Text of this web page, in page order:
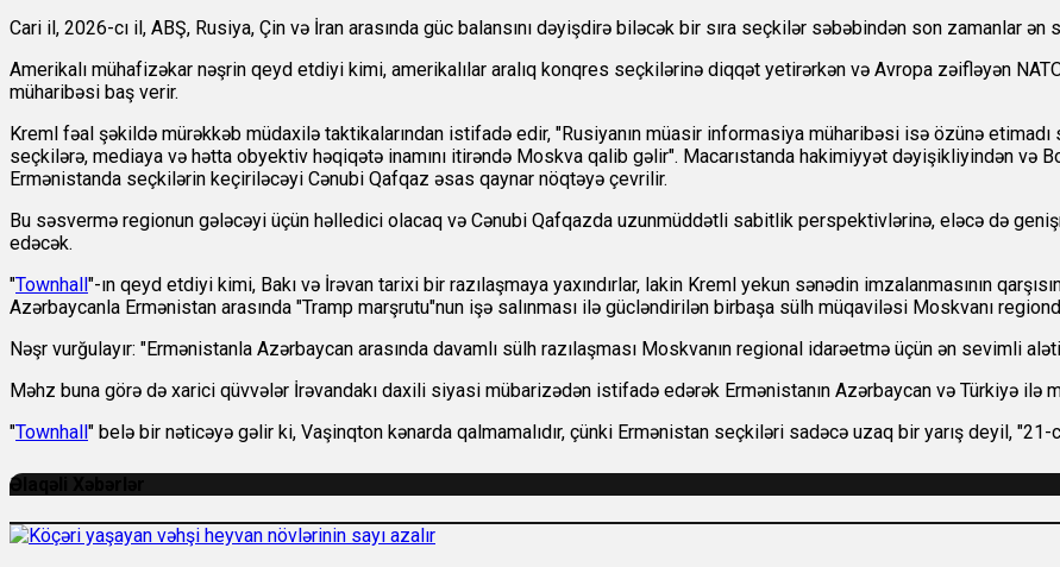
Cari il, 2026-cı il, ABŞ, Rusiya, Çin və İran arasında güc balansını dəyişdirə biləcək bir sıra seçkilər səbəbindən son zamanlar
Amerikalı mühafizəkar nəşrin qeyd etdiyi kimi, amerikalılar aralıq konqres seçkilərinə diqqət yetirərkən və Avropa zəifləyən
müharibəsi baş verir.
Kreml fəal şəkildə mürəkkəb müdaxilə taktikalarından istifadə edir, "Rusiyanın müasir informasiya müharibəsi isə özünə
seçkilərə, mediaya və hətta obyektiv həqiqətə inamını itirəndə Moskva qalib gəlir". Macarıstanda hakimiyyət dəyişikliyindən və
Ermənistanda seçkilərin keçiriləcəyi Cənubi Qafqaz əsas qaynar nöqtəyə çevrilir.
Bu səsvermə regionun gələcəyi üçün həlledici olacaq və Cənubi Qafqazda uzunmüddətli sabitlik perspektivlərinə, eləcə də
edəcək.
"Townhall "-ın qeyd etdiyi kimi, Bakı və İrəvan tarixi bir razılaşmaya yaxındırlar, lakin Kreml yekun sənədin imzalanmasının
Azərbaycanla Ermənistan arasında "Tramp marşrutu"nun işə salınması ilə gücləndirilən birbaşa sülh müqaviləsi Moskvanı
Nəşr vurğulayır: "Ermənistanla Azərbaycan arasında davamlı sülh razılaşması Moskvanın regional idarəetmə üçün ən sevimli
Məhz buna görə də xarici qüvvələr İrəvandakı daxili siyasi mübarizədən istifadə edərək Ermənistanın Azərbaycan və Türkiyə ilə
"Townhall " belə bir nəticəyə gəlir ki, Vaşinqton kənarda qalmamalıdır, çünki Ermənistan seçkiləri sadəcə uzaq bir yarış deyil, "21-
Əlaqəli Xəbərlər